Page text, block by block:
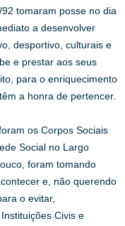
tomaram posse no dia
a desenvolver
desportivo, culturais e
e prestar aos seus
para o enriquecimento
a honra de pertencer.
os Corpos Sociais
Social no Largo
foram tomando
e, não querendo
o evitar,
Civis e